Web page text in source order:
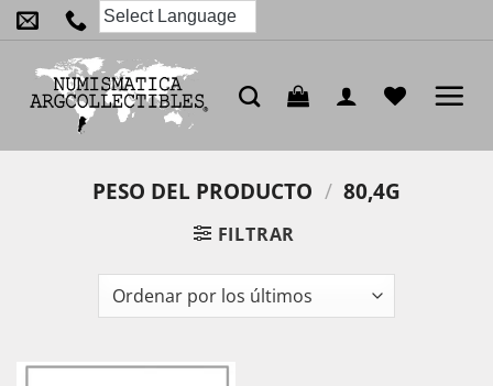
Saltar
al
contenido
PESO DEL PRODUCTO / 80,4G
FILTRAR